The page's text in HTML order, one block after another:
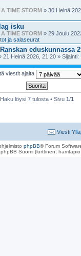
TIME STORM » 30 Heinä
isku
TIME STORM » 29 Joulu
ja salaseurat
eduskunnassa
21 Heinä 2026, 21:20 » Sijainti:
viestit ajalta
Haku löysi 7 tulosta • Sivu 1/1
Viesti
phpBB® Forum
Suomi (lurttinen,